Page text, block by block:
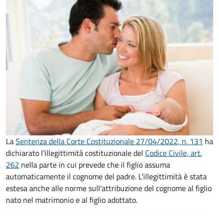
LaSentenza della Corte Costituzionale 27/04/2022, n. 131 ha
dichiarato l'illegittimità costituzionale del Codice Civile, art.
262 nella parte in cui prevede che il figlio assuma
automaticamente il cognome del padre. L'illegittimità è stata
estesa anche alle norme sull'attribuzione del cognome al figlio
nato nel matrimonio e al figlio adottato.